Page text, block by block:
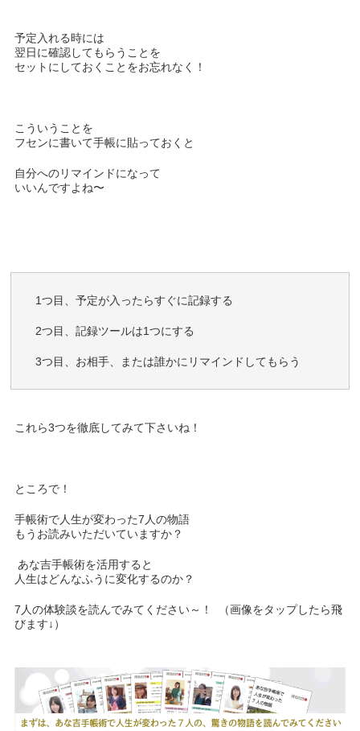
予定入れる時には
翌日に確認してもらうことを
セットにしておくことをお忘れなく！
こういうことを
フセンに書いて手帳に貼っておくと
自分へのリマインドになって
いいんですよね〜
1つ目、予定が入ったらすぐに記録する
2つ目、記録ツールは1つにする
3つ目、お相手、または誰かにリマインドしてもらう
これら3つを徹底してみて下さいね！
ところで！
手帳術で人生が変わった7人の物語
もうお読みいただいていますか？
あな吉手帳術を活用すると
人生はどんなふうに変化するのか？
7人の体験談を読んでみてください～！ （画像をタップしたら飛
びます↓）